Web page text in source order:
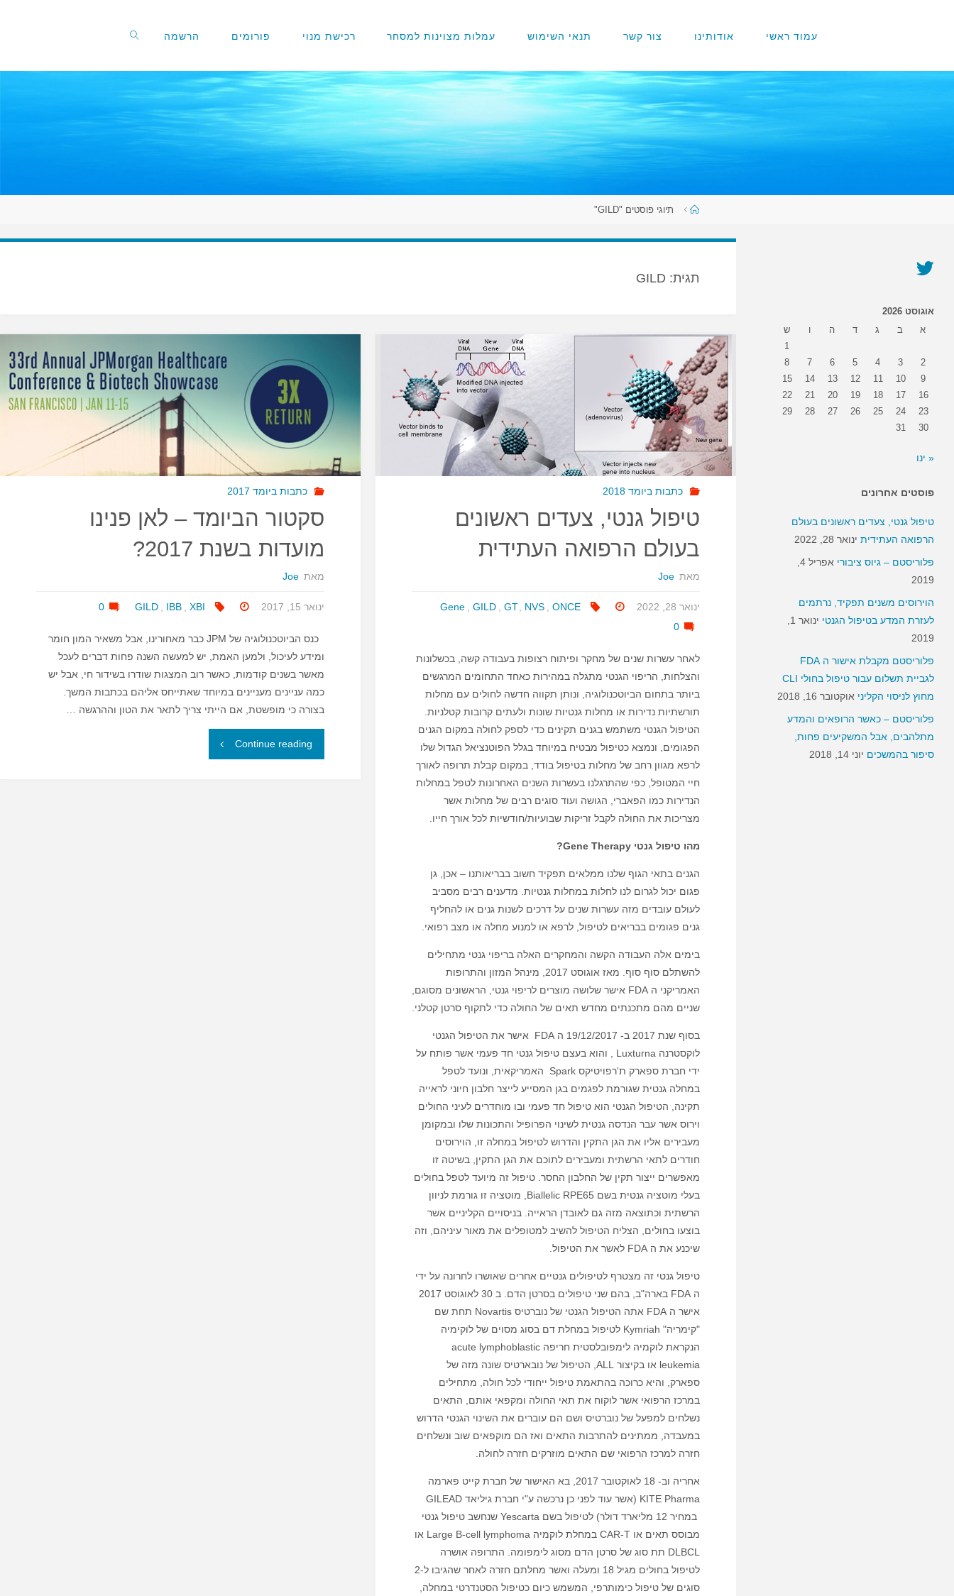
עמוד ראשי אודותינו צור קשר תנאי השימוש עמלות מצוינות למסחר רכישת מנוי פורומים הרשמה
תיוגי פוסטים "GILD"
תגית: GILD
כתבות ביומד 2018
טיפול גנטי, צעדים ראשונים
בעולם הרפואה העתידית
מאת Joe
ינואר 28, 2022 Gene ,GILD , GT , NVS , ONCE
0
לאחר עשרות שנים של מחקר ופיתוח רצופות בעבודה קשה, בכשלונות
והצלחות, הריפוי הגנטי מתגלה במהירות כאחד התחומים המרגשים
ביותר בתחום הביוטכנולוגיה, ונותן תקווה חדשה לחולים עם מחלות
תורשתיות נדירות או מחלות גנטיות שונות ולעתים קרובות קטלניות.
הטיפול הגנטי משתמש בגנים תקינים כדי לספק לחולה במקום הגנים
הפגומים, ונמצא כטיפול מבטיח במיוחד בגלל הפוטנציאל הגדול שלו
לרפא מגוון רחב של מחלות בטיפול בודד, במקום קבלת תרופה לאורך
חיי המטופל, כפי שהתרגלנו בעשרות השנים האחרונות לטפל במחלות
הנדירות כמו הפאברי, הגושה ועוד סוגים רבים של מחלות אשר
מצריכות את החולה לקבל זריקות שבועיות/חודשיות לכל אורך חייו.
מהו טיפול גנטי Gene Therapy
?
הגנים בתאי הגוף שלנו ממלאים תפקיד חשוב בבריאותנו – אכן, גן
פגום יכול לגרום לנו לחלות במחלות גנטיות. מדענים רבים מסביב
לעולם עובדים מזה עשרות שנים על דרכים לשנות גנים או להחליף
גנים פגומים בבריאים לטיפול, לרפא או למנוע מחלה או מצב רפואי.
בימים אלה העבודה הקשה והמחקרים האלה בריפוי גנטי מתחילים
להשתלם סוף סוף. מאז אוגוסט 2017, מינהל המזון והתרופות
האמריקני ה FDA אישר שלושה מוצרים לריפוי גנטי, הראשונים מסוגם,
שניים מהם מתכנתים מחדש תאים של החולה כדי לתקוף סרטן קטלני.
בסוף שנת 2017 ב- 19/12/2017 ה FDA אישר את הטיפול הגנטי
לוקסטרנה Luxturna , והוא בעצם טיפול גנטי חד פעמי אשר פותח על
ידי חברת ספארק ת'רפויטיקס Spark האמריקאית, ונועד לטפל
במחלה גנטית שגורמת לפגמים בגן המסייע לייצר חלבון חיוני לראייה
תקינה, הטיפול הגנטי הוא טיפול חד פעמי ובו מוחדרים לעיני החולים
וירוס אשר עבר הנדסה גנטית לשינוי הפרופיל והתכונות שלו ובמקומן
מעבירים אליו את הגן התקין והדרוש לטיפול במחלה זו, הוירוסים
חודרים לתאי הרשתית ומעבירים לתוכם את הגן התקין, בשיטה זו
מאפשרים ייצור תקין של החלבון החסר. טיפול זה מיועד לטפל בחולים
בעלי מוטציה גנטית בשם Biallelic RPE65, מוטציה זו גורמת לניוון
הרשתית וכתוצאה מזה גם לאובדן הראייה. בניסויים הקליניים אשר
בוצעו בחולים, הצליח הטיפול להשיב למטופלים את מאור עיניהם, וזה
שיכנע את ה FDA לאשר את הטיפול.
טיפול גנטי זה מצטרף לטיפולים גנטיים אחרים שאושרו לחרונה על ידי
ה FDA בארה"ב, בהם שני טיפולים בסרטן הדם. ב 30 לאוגוסט 2017
אישר ה FDA אתה הטיפול הגנטי של נוברטיס Novartis תחת שם
"קימריה" Kymriah לטיפול במחלת דם בסוג מסוים של לוקימיה
הנקראת לוקמיה לימפובלסטית חריפה acute lymphoblastic
leukemia או בקיצור ALL, הטיפול של נובארטיס שונה מזה של
ספארק, והיא כרוכה בהתאמת טיפול ייחודי לכל חולה, מתחילים
במרכז הרפואי אשר לוקוח את תאי החולה ומקפאי אותם, התאים
נשלחים למפעל של נוברטיס ושם הם עוברים את השינוי הגנטי הדרוש
במעבדה, ממתינים להתרבות התאים ואז הם מוקפאים שוב ונשלחים
חזרה למרכז הרפואי שם התאים מוזרקים חזרה לחולה.
אחריה וב- 18 לאוקטובר 2017, בא האישור של חברת קייט פארמה
KITE Pharma (אשר עוד לפני כן נרכשה ע"י חברת גיליאד GILEAD
במחיר 12 מליארד דולר) לטיפול בשם Yescarta שנחשב טיפול גנטי
מבוסס תאים או CAR-T במחלת לוקמיה Large B-cell lymphoma או
DLBCL תת סוג של סרטן הדם מסוג לימפומה. התרופה אושרה
לטיפול בחולים מגיל 18 ומעלה ואשר מחלתם חזרה לאחר שהגיבו ל-2
סוגים של טיפול כימותרפי, המשמש כיום כטיפול הסטנדרטי במחלה,
כתבות ביומד 2017
סקטור הביומד – לאן פנינו
מועדות בשנת 2017?
מאת Joe
ינואר 15, 2017 GILD , IBB , XBI
0
כנס הביוטכנולוגיה של JPM כבר מאחורינו, אבל משאיר המון חומר
ומידע לעיכול, ולמען האמת, יש למעשה השנה פחות דברים לעכל
מאשר בשנים קודמות, כאשר רוב המצגות שודרו בשידור חי, אבל יש
כמה עניינים מעניינים במיוחד שאתייחס אליהם בכתבות המשך.
בצורה כי מופשטת, אם הייתי צריך לתאר את הטון וההרגשה …
Continue reading
אוגוסט 2026
א
ב ג ד ה ו
ש
1
2
3
4
5
6
7
8
9
10
11
12
13
14
15
16
17
18
19
20
21
22
23
24
25
26
27
28
29
30
31
« ינו
פוסטים אחרונים
טיפול גנטי, צעדים ראשונים בעולם
הרפואה העתידית ינואר 28, 2022
פלוריסטם – גיוס ציבורי
אפריל 4,
2019
הוירוסים משנים תפקיד, נרתמים
לעזרת המדע בטיפול הגנטי
ינואר 1,
2019
פלוריסטם מקבלת אישור ה FDA
לגביית תשלום עבור טיפול בחולי CLI
מחוץ לניסוי הקליני אוקטובר 16, 2018
פלוריסטם – כאשר הרופאים והמדע
מתלהבים, אבל המשקיעים פחות,
סיפור בהמשכים יוני 14, 2018